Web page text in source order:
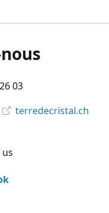
03
terredecristal.ch